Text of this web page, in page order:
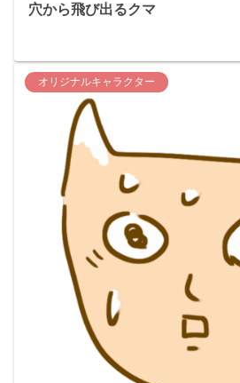
穴から飛び出るクマ
オリジナルキャラクター